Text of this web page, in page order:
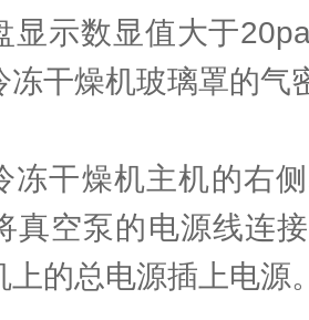
显示数显值大于
冻干燥机玻璃罩的气
燥机主机的右侧
真空泵的电源线连
上的总电源插上电源